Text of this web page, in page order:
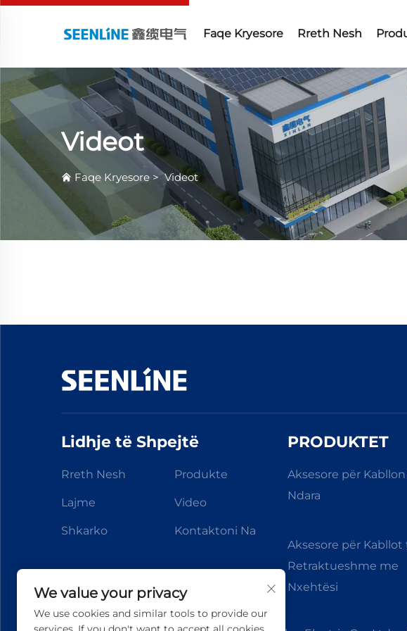
Faqe Kryesore Rreth Nesh
Videot
Faqe Kryesore >Videot
Lidhje të Shpejtë
Rreth Nesh Produkte
Lajme Video
Shkarko Kontaktoni Na
PRODUKTET
Aksesore për Kabllon
Ndara
Aksesore për Kabllot
Retraktueshme me
Nxehtësi
We value your privacy
We use cookies and similar tools to provide our